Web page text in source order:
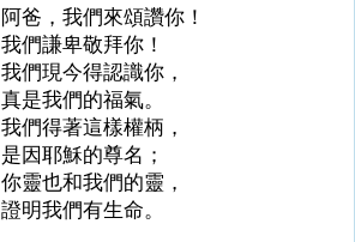
阿爸，我們來頌讚你！
我們謙卑敬拜你！
我們現今得認識你，
真是我們的福氣。
我們得著這樣權柄，
是因耶穌的尊名；
你靈也和我們的靈，
證明我們有生命。